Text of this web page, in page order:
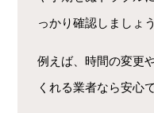
っかり確認しましょう
例えば、時間の変更
くれる業者なら安心